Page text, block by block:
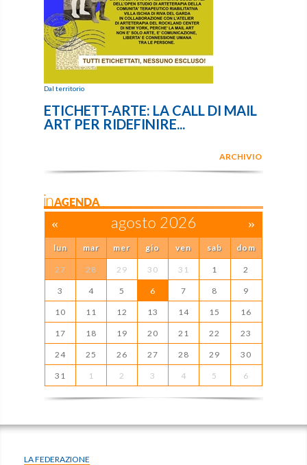
Dal territorio
ETICHETT-ARTE: LA CALL DI MAIL
ART PER RIDEFINIRE...
ARCHIVIO
inAGENDA
« agosto 2026 »
lun mar mer gio ven sab dom
27 28 29 30 31 1 2
3 4 5 6 7 8 9
10 11 12 13 14 15 16
17 18 19 20 21 22 23
24 25 26 27 28 29 30
31 1 2 3 4 5 6
LA FEDERAZIONE